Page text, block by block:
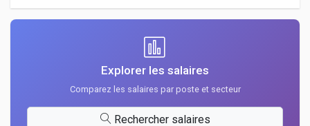
Explorer les salaires
Comparez les salaires par poste et secteur
Rechercher salaires